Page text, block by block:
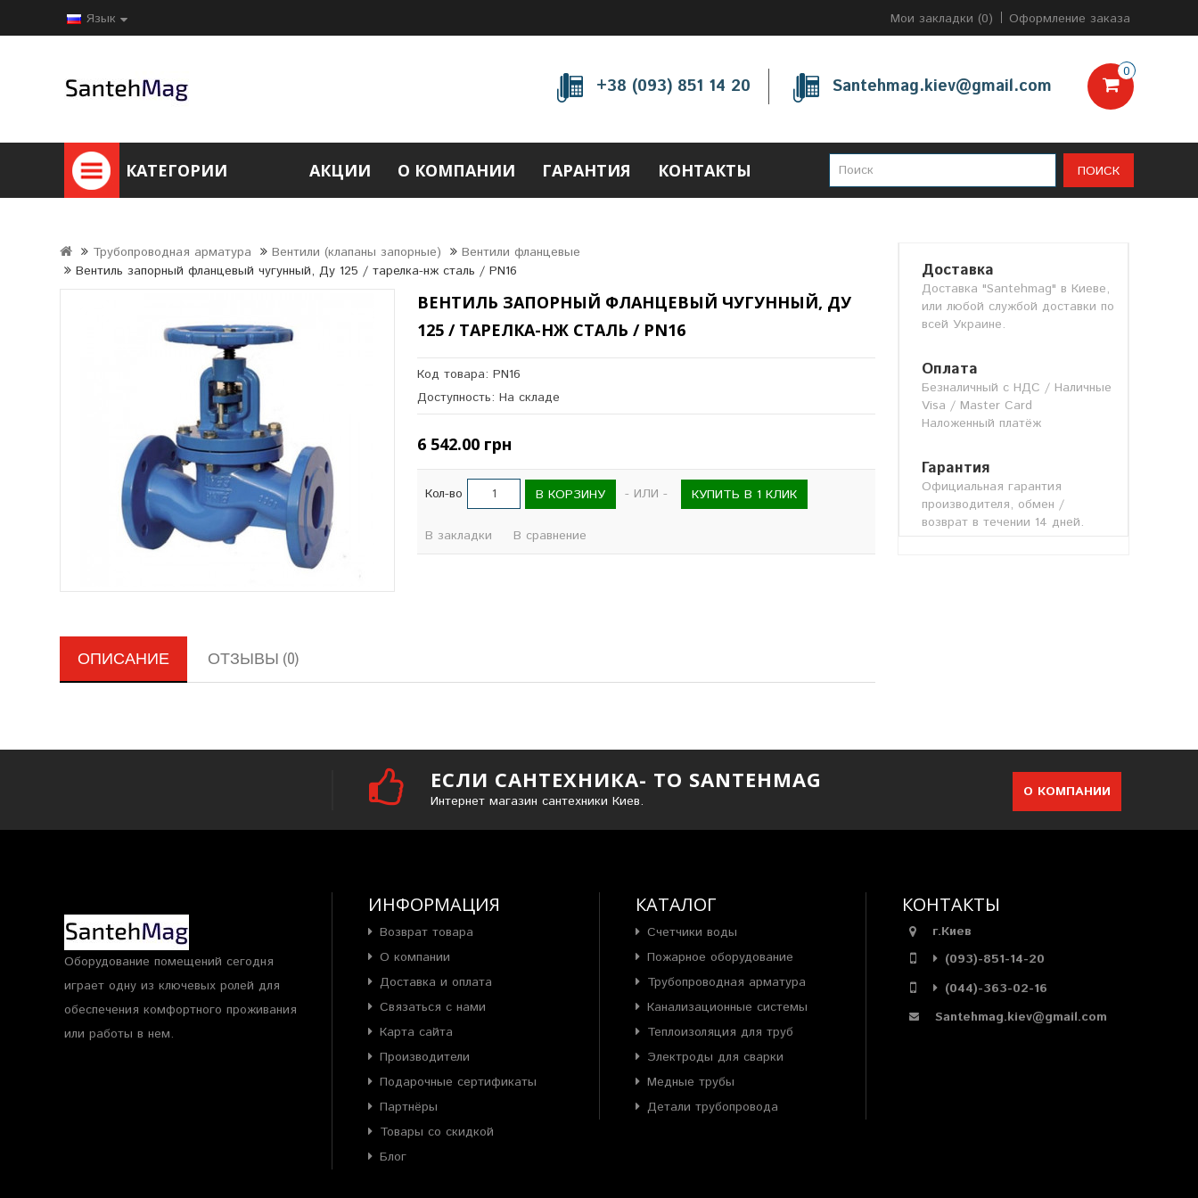
Язык Мои закладки (0) Оформление заказа
+38 (093) 851 14 20 Santehmag.kiev@gmail.com
0
ПОИСК
КАТЕГОРИИ АКЦИИ О КОМПАНИИ ГАРАНТИЯ КОНТАКТЫ
Трубопроводная арматура Вентили (клапаны запорные)
Вентили фланцевые
Вентиль запорный фланцевый чугунный, Ду 125 / тарелка-нж сталь / PN16
ВЕНТИЛЬ ЗАПОРНЫЙ ФЛАНЦЕВЫЙ ЧУГУННЫЙ, ДУ
125 / ТАРЕЛКА-НЖ СТАЛЬ / PN16
Код товара: PN16
Доступность: На складе
6 542.00 грн
Кол-во В КОРЗИНУ - ИЛИ - КУПИТЬ В 1 КЛИК
В закладки В сравнение
ОПИСАНИЕ ОТЗЫВЫ (0)
Доставка
Доставка "Santehmag" в Киеве,
или любой службой доставки по
всей Украине.
Оплата
Безналичный с НДС / Наличные
Visa / Master Card
Наложенный платёж
Гарантия
Официальная гарантия
производителя, обмен /
возврат в течении 14 дней.
ЕСЛИ САНТЕХНИКА- ТО SANTEHMAG
Интернет магазин сантехники Киев.
О КОМПАНИИ
Оборудование помещений сегодня
играет одну из ключевых ролей для
обеспечения комфортного проживания
или работы в нем.
ИНФОРМАЦИЯ
Возврат товара
О компании
Доставка и оплата
Связаться с нами
Карта сайта
Производители
Подарочные сертификаты
Партнёры
Товары со скидкой
Блог
КАТАЛОГ
Счетчики воды
Пожарное оборудование
Трубопроводная арматура
Канализационные системы
Теплоизоляция для труб
Электроды для сварки
Медные трубы
Детали трубопровода
КОНТАКТЫ
г.Киев
(093)-851-14-20
(044)-363-02-16
Santehmag.kiev@gmail.com